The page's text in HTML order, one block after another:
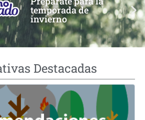
temporada de
invierno
Destacadas